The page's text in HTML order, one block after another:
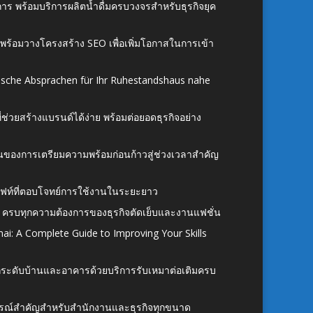
ร พร้อมบริการผลิตน้ำดื่มครบวงจรสำหรับธุรกิจยุค
อมวางโครงสร้าง SEO เพื่อเพิ่มโอกาสในการเข้า
Absprachen für Ihr Ruhestandshaus nahe
วยสร้างแบรนด์ได้ง่าย พร้อมต่อยอดธุรกิจอย่าง
องการเตรียมความพร้อมก่อนก้าวสู่ช่วงเวลาสำคัญ
ท์ที่ตอบโจทย์การใช้งานในระยะยาว
รบทุกความต้องการของธุรกิจตัดเย็บและงานแฟชั่น
A Complete Guide to Improving Your Skills
ะดับบ้านและอาคารด้วยบริการรับเหมาต่อเติมครบ
ณ์สำคัญสำหรับสำนักงานและธุรกิจทุกขนาด